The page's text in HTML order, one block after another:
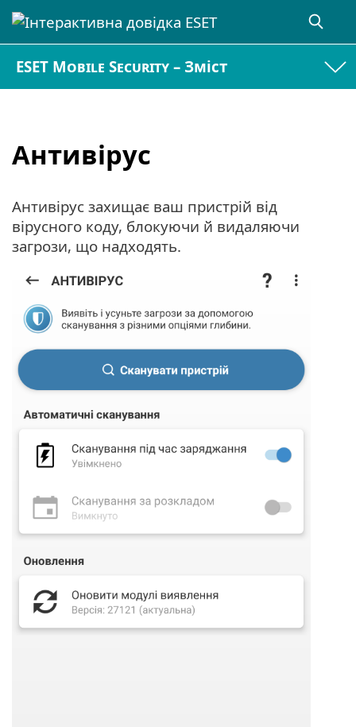
ESET Mobile Security – Зміст
Антивірус
Антивірус захищає ваш пристрій від
вірусного коду, блокуючи й видаляючи
загрози, що надходять.